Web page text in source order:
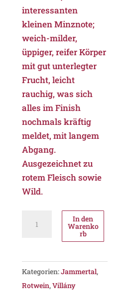
interessanten
kleinen Minznote;
weich-milder,
üppiger, reifer Körper
mit gut unterlegter
Frucht, leicht
rauchig, was sich
alles im Finish
nochmals kräftig
meldet, mit langem
Abgang.
Ausgezeichnet zu
rotem Fleisch sowie
Wild.
Koh-
Noor
Cabernet
Franc
In den
Warenko
rb
Kategorien:Jammertal,
Rotwein,Villány